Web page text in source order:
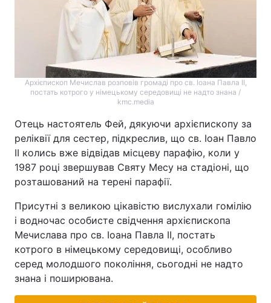
Архієпископ Мечислав розповів громаді про св. Іоана Павла ІІ,
постать котрого у німецькому середовищі не надто знана /
kmc.media
Отець настоятель Фей, дякуючи архієпископу за
реліквії для сестер, підкреслив, що св. Іоан Павло
ІІ колись вже відвідав місцеву парафію, коли у
1987 році звершував Святу Месу на стадіоні, що
розташований на терені парафії.
Присутні з великою цікавістю вислухали гомілію
і водночас особисте свідчення архієпископа
Мечислава про св. Іоана Павла ІІ, постать
котрого в німецькому середовищі, особливо
серед молодшого покоління, сьогодні не надто
знана і поширювана.